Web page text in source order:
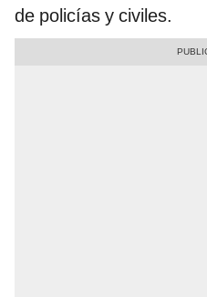
de policías y civiles.